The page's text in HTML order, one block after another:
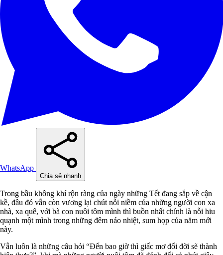
WhatsApp
Chia sẻ nhanh
Trong bầu không khí rộn ràng của ngày những Tết đang sắp về cận
kề, đâu đó vẫn còn vương lại chút nỗi niềm của những người con xa
nhà, xa quê, với bà con nuôi tôm mình thì buồn nhất chính là nỗi hiu
quạnh một mình trong những đêm náo nhiệt, sum họp của năm mới
này.
Vẫn luôn là những câu hỏi “Đến bao giờ thì giấc mơ đổi đời sẽ thành